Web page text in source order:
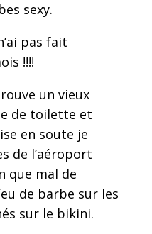
sexy.
pas fait
!!!!
un vieux
de toilette et
en soute je
de l’aéroport
que mal de
de barbe sur les
sur le bikini.